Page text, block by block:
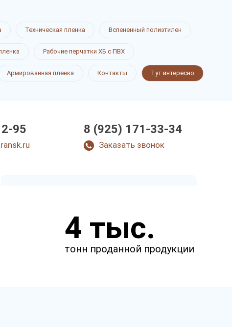
Техническая пленка Вспененный полиэтилен
Рабочие перчатки ХБ с ПВХ
Армированная пленка Контакты Тут интересно
95 8 (925) 171-33-34
Заказать звонок
и через несколько минут наш
менеджер свяжется с вами.
4 тыс.
тонн проданной продукции